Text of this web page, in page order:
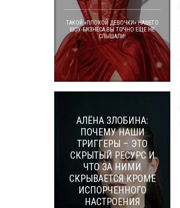
ТАКОЙ «ПЛОХОЙ ДЕВОЧКИ» НАШЕГО
ШОУ-БИЗНЕСА ВЫ ТОЧНО ЕЩЕ НЕ
СЛЫШАЛИ!
АЛЁНА ЗЛОБИНА:
ПОЧЕМУ НАШИ
ТРИГГЕРЫ – ЭТО
СКРЫТЫЙ РЕСУРС И
ЧТО ЗА НИМИ
СКРЫВАЕТСЯ КРОМЕ
ИСПОРЧЕННОГО
НАСТРОЕНИЯ